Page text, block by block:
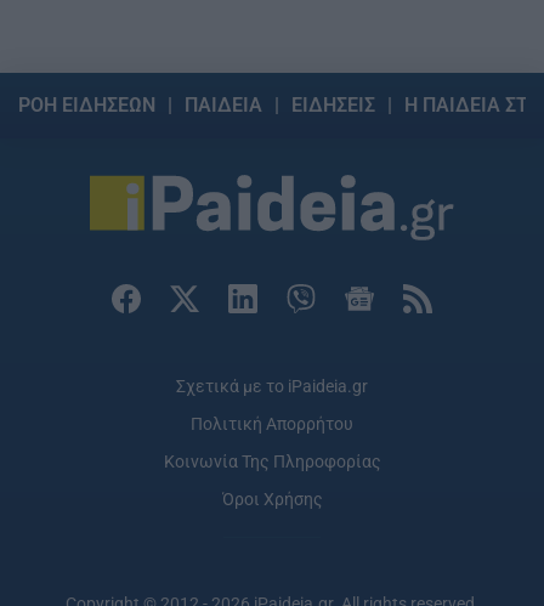
ΡΟΗ ΕΙΔΗΣΕΩΝ ΠΑΙΔΕΙΑ ΕΙΔΗΣΕΙΣ Η ΠΑΙΔΕΙΑ
Σχετικά με το iPaideia.gr
Πολιτική Απορρήτου
Κοινωνία Της Πληροφορίας
Όροι Χρήσης